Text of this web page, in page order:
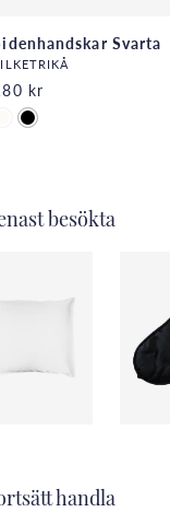
Svarta
kr
besökta
handla